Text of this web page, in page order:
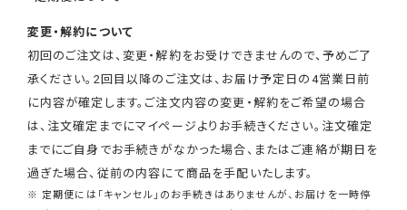
変更・解約について
初回のご注文は、変更・解約をお受けできませんので、予めご了
承ください。2回目以降のご注文は、お届け予定日の4営業日前
に内容が確定します。ご注文内容の変更・解約をご希望の場合
は、注文確定までにマイページよりお手続きください。注文確定
までにご自身でお手続きがなかった場合、またはご連絡が期日を
過ぎた場合、従前の内容にて商品を手配いたします。
※ 定期便には「キャンセル」のお手続きはありませんが、お届けを一時停